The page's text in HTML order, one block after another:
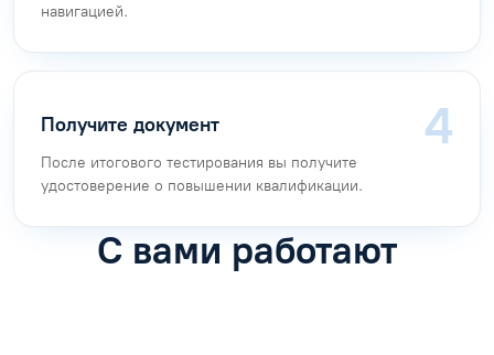
навигацией.
Получите документ
После итогового тестирования вы получите
удостоверение о повышении квалификации.
С вами работают